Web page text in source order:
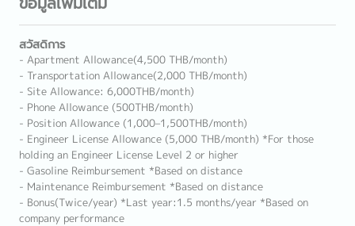
สวัสดิการ
- Apartment Allowance(4,500 THB/month)
- Transportation Allowance(2,000 THB/month)
- Site Allowance: 6,000THB/month)
- Phone Allowance (500THB/month)
- Position Allowance (1,000–1,500THB/month)
- Engineer License Allowance (5,000 THB/month) *For those
holding an Engineer License Level 2 or higher
- Gasoline Reimbursement *Based on distance
- Maintenance Reimbursement *Based on distance
- Bonus(Twice/year) *Last year:1.5 months/year *Based on
company performance